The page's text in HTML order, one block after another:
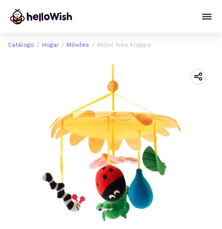
Catálogo Hogar Móviles Móbil Ikea Klappa